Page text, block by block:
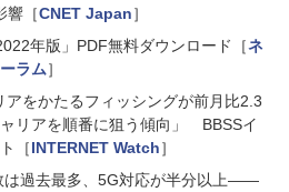
響［CNET Japan］
年版」PDF無料ダウンロード［ネ
ラム］
をかたるフィッシングが前月比2.3
リアを順番に狙う傾向」 BBSSイ
［INTERNET Watch］
は過去最多、5G対応が半分以上――